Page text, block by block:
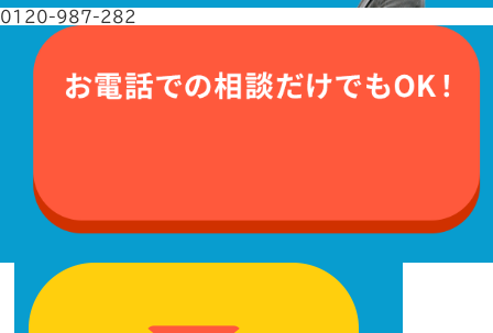
0120-987-282